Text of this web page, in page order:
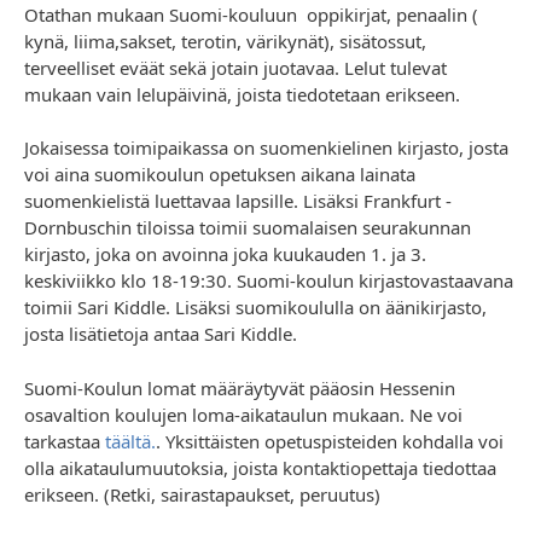
Otathan mukaan Suomi-kouluun oppikirjat, penaalin (
kynä, liima,sakset, terotin, värikynät), sisätossut,
terveelliset eväät sekä jotain juotavaa. Lelut tulevat
mukaan vain lelupäivinä, joista tiedotetaan erikseen.
Jokaisessa toimipaikassa on suomenkielinen kirjasto, josta
voi aina suomikoulun opetuksen aikana lainata
suomenkielistä luettavaa lapsille. Lisäksi Frankfurt -
Dornbuschin tiloissa toimii suomalaisen seurakunnan
kirjasto, joka on avoinna joka kuukauden 1. ja 3.
keskiviikko klo 18-19:30. Suomi-koulun kirjastovastaavana
toimii Sari Kiddle. Lisäksi suomikoululla on äänikirjasto,
josta lisätietoja antaa Sari Kiddle.
Suomi-Koulun lomat määräytyvät pääosin Hessenin
osavaltion koulujen loma-aikataulun mukaan. Ne voi
tarkastaa täältä.. Yksittäisten opetuspisteiden kohdalla voi
olla aikataulumuutoksia, joista kontaktiopettaja tiedottaa
erikseen. (Retki, sairastapaukset, peruutus)